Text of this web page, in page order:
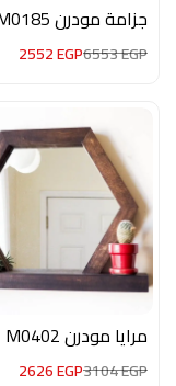
جزامة مودرن M0185
6553EGP
2552EGP
مرايا مودرن M0402
3104EGP
2626EGP